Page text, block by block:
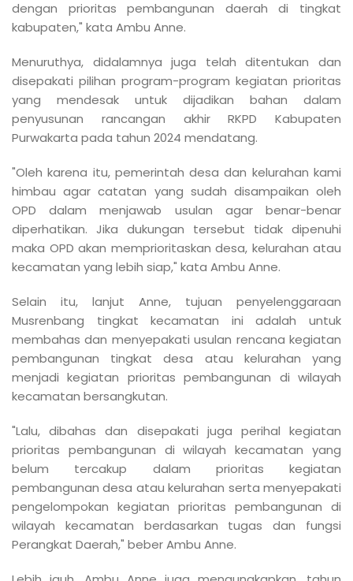
dengan prioritas pembangunan daerah di tingkat
kabupaten," kata Ambu Anne.
Menuruthya, didalamnya juga telah ditentukan dan
disepakati pilihan program-program kegiatan prioritas
yang mendesak untuk dijadikan bahan dalam
penyusunan rancangan akhir RKPD Kabupaten
Purwakarta pada tahun 2024 mendatang.
"Oleh karena itu, pemerintah desa dan kelurahan kami
himbau agar catatan yang sudah disampaikan oleh
OPD dalam menjawab usulan agar benar-benar
diperhatikan. Jika dukungan tersebut tidak dipenuhi
maka OPD akan memprioritaskan desa, kelurahan atau
kecamatan yang lebih siap," kata Ambu Anne.
Selain itu, lanjut Anne, tujuan penyelenggaraan
Musrenbang tingkat kecamatan ini adalah untuk
membahas dan menyepakati usulan rencana kegiatan
pembangunan tingkat desa atau kelurahan yang
menjadi kegiatan prioritas pembangunan di wilayah
kecamatan bersangkutan.
"Lalu, dibahas dan disepakati juga perihal kegiatan
prioritas pembangunan di wilayah kecamatan yang
belum tercakup dalam prioritas kegiatan
pembangunan desa atau kelurahan serta menyepakati
pengelompokan kegiatan prioritas pembangunan di
wilayah kecamatan berdasarkan tugas dan fungsi
Perangkat Daerah," beber Ambu Anne.